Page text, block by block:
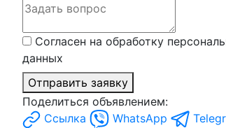
Согласен на обработку
данных
Отправить заявку
Поделиться объявлением:
Ссылка
WhatsApp